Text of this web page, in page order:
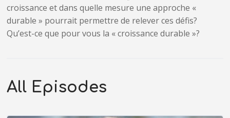
croissance et dans quelle mesure une approche «
durable » pourrait permettre de relever ces défis?
Qu’est-ce que pour vous la « croissance durable »?
All Episodes